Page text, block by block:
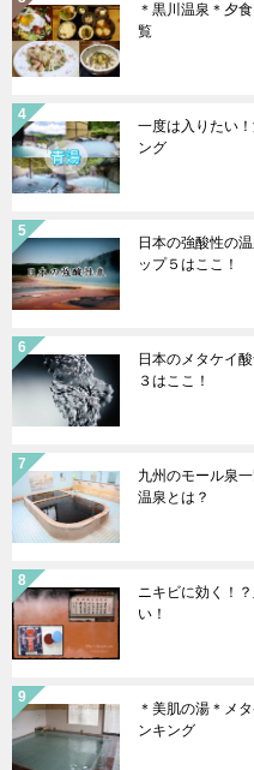
＊黒川温泉＊夕
覧
一度は入りたい
ング
日本の強酸性の
ップ５はここ！
日本のメタケイ
３はここ！
九州のモール泉
温泉とは？
ニキビに効く！
い！
＊美肌の湯＊メ
ンキング